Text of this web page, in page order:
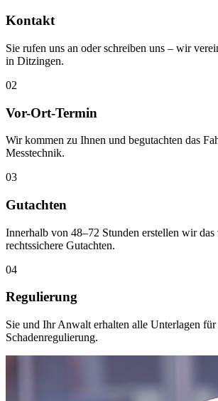
Kontakt
Sie rufen uns an oder schreiben uns – wir
in Ditzingen.
02
Vor-Ort-Termin
Wir kommen zu Ihnen und begutachten das
Messtechnik.
03
Gutachten
Innerhalb von 48–72 Stunden erstellen wir das
rechtssichere Gutachten.
04
Regulierung
Sie und Ihr Anwalt erhalten alle Unterlagen für
Schadenregulierung.